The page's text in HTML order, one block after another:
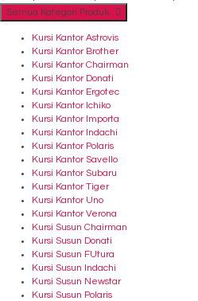
Semua Kategori Produk
Kursi Kantor Astrovis
Kursi Kantor Brother
Kursi Kantor Chairman
Kursi Kantor Donati
Kursi Kantor Ergotec
Kursi Kantor Ichiko
Kursi Kantor Importa
Kursi Kantor Indachi
Kursi Kantor Polaris
Kursi Kantor Savello
Kursi Kantor Subaru
Kursi Kantor Tiger
Kursi Kantor Uno
Kursi Kantor Verona
Kursi Susun Chairman
Kursi Susun Donati
Kursi Susun FUtura
Kursi Susun Indachi
Kursi Susun Newstar
Kursi Susun Polaris